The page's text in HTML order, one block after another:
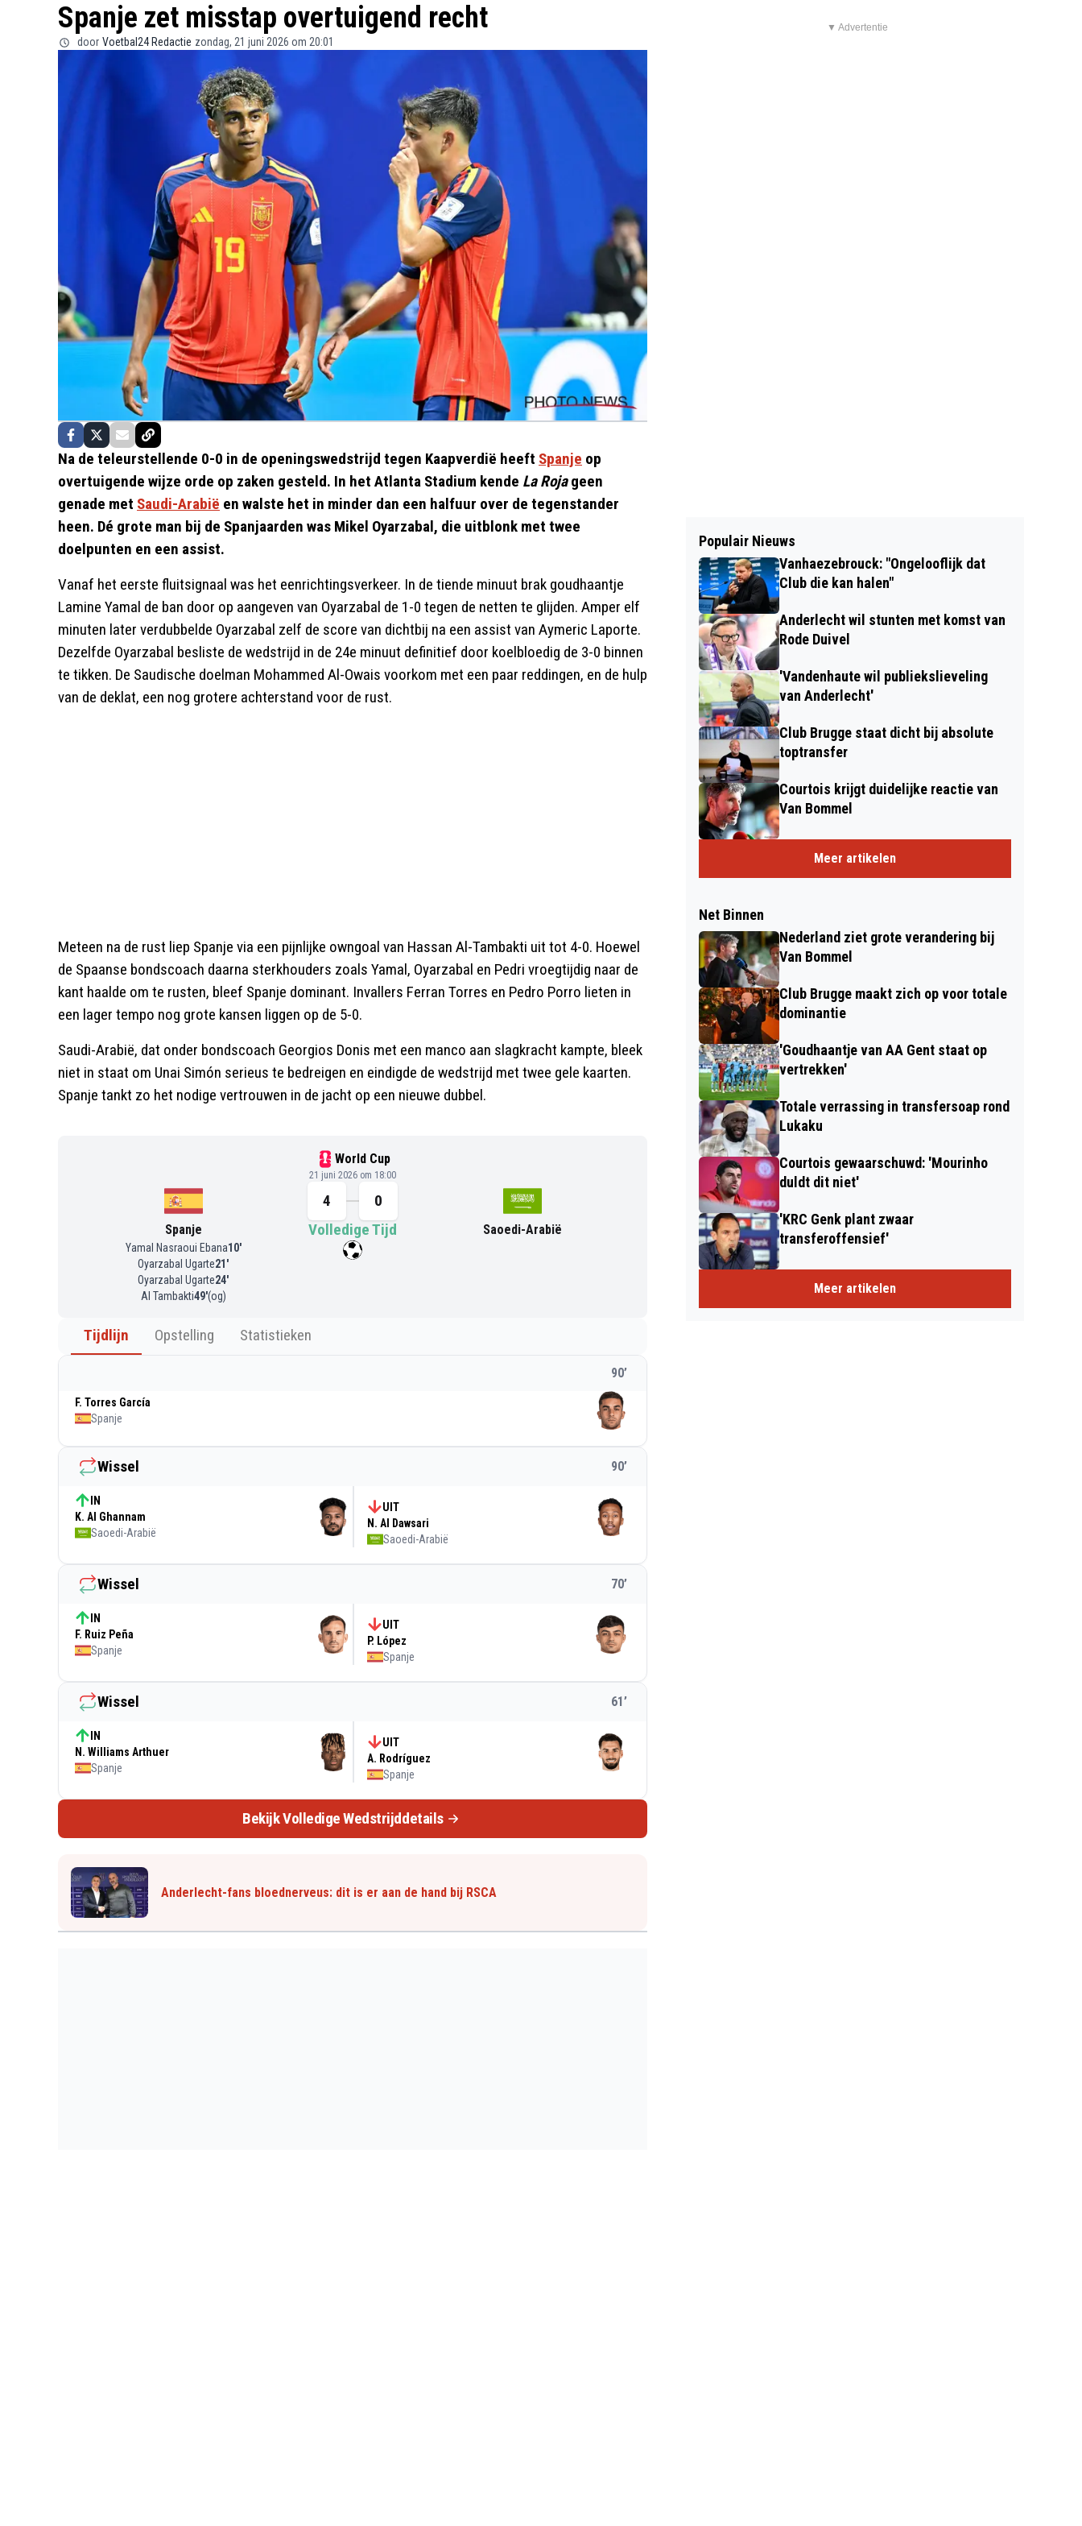
Spanje zet misstap overtuigend recht
door Voetbal24 Redactie zondag, 21 juni 2026 om 20:01
Na de teleurstellende 0-0 in de openingswedstrijd tegen Kaapverdië heeft Spanje op
overtuigende wijze orde op zaken gesteld. In het Atlanta Stadium kende La Rojageen
genade met Saudi-Arabië en walste het in minder dan een halfuur over de tegenstander
heen. Dé grote man bij de Spanjaarden was Mikel Oyarzabal, die uitblonk met twee
doelpunten en een assist.
Vanaf het eerste fluitsignaal was het eenrichtingsverkeer. In de tiende minuut brak goudhaantje
Lamine Yamal de ban door op aangeven van Oyarzabal de 1-0 tegen de netten te glijden. Amper elf
minuten later verdubbelde Oyarzabal zelf de score van dichtbij na een assist van Aymeric Laporte.
Dezelfde Oyarzabal besliste de wedstrijd in de 24e minuut definitief door koelbloedig de 3-0 binnen
te tikken. De Saudische doelman Mohammed Al-Owais voorkom met een paar reddingen, en de hulp
van de deklat, een nog grotere achterstand voor de rust.
Meteen na de rust liep Spanje via een pijnlijke owngoal van Hassan Al-Tambakti uit tot 4-0. Hoewel
de Spaanse bondscoach daarna sterkhouders zoals Yamal, Oyarzabal en Pedri vroegtijdig naar de
kant haalde om te rusten, bleef Spanje dominant. Invallers Ferran Torres en Pedro Porro lieten in
een lager tempo nog grote kansen liggen op de 5-0.
Saudi-Arabië, dat onder bondscoach Georgios Donis met een manco aan slagkracht kampte, bleek
niet in staat om Unai Simón serieus te bedreigen en eindigde de wedstrijd met twee gele kaarten.
Spanje tankt zo het nodige vertrouwen in de jacht op een nieuwe dubbel.
World Cup
21 juni 2026 om 18:00
Spanje
Yamal Nasraoui Ebana10'
Oyarzabal Ugarte21 '
Oyarzabal Ugarte24'
Al Tambakti49'(og)
4
0
Volledige Tijd
Saoedi-Arabië
Tijdlijn Opstelling Statistieken
90’
F. Torres García
Spanje
Wissel 90’
IN
K. Al Ghannam
Saoedi-Arabië
UIT
N. Al Dawsari
Saoedi-Arabië
Wissel 70’
IN
F. Ruiz Peña
Spanje
UIT
P. López
Spanje
Wissel 61’
IN
N. Williams Arthuer
Spanje
UIT
A. Rodríguez
Spanje
Bekijk Volledige Wedstrijddetails
Anderlecht-fans bloednerveus: dit is er aan de hand bij RSCA
▼ Advertentie
Populair Nieuws
Vanhaezebrouck: "Ongelooflijk dat
Club die kan halen"
Anderlecht wil stunten met komst van
Rode Duivel
'Vandenhaute wil publiekslieveling
van Anderlecht'
Club Brugge staat dicht bij absolute
toptransfer
Courtois krijgt duidelijke reactie van
Van Bommel
Meer artikelen
Net Binnen
Nederland ziet grote verandering bij
Van Bommel
Club Brugge maakt zich op voor totale
dominantie
'Goudhaantje van AA Gent staat op
vertrekken'
Totale verrassing in transfersoap rond
Lukaku
Courtois gewaarschuwd: 'Mourinho
duldt dit niet'
'KRC Genk plant zwaar
transferoffensief'
Meer artikelen